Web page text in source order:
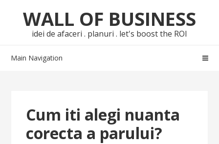
navigation
content
WALL OF BUSINESS
idei de afaceri . planuri . let's boost the ROI
Main Navigation
Cum iti alegi nuanta
corecta a parului?